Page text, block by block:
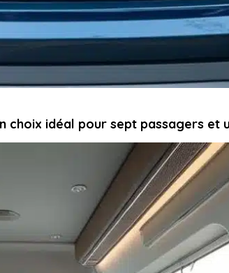
choix idéal pour sept passagers et